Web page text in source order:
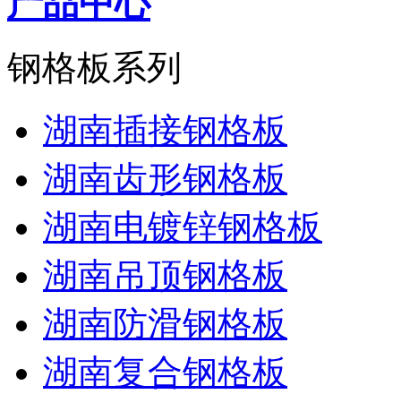
钢格板系列
湖南插接钢格板
湖南齿形钢格板
湖南电镀锌钢格板
湖南吊顶钢格板
湖南防滑钢格板
湖南复合钢格板